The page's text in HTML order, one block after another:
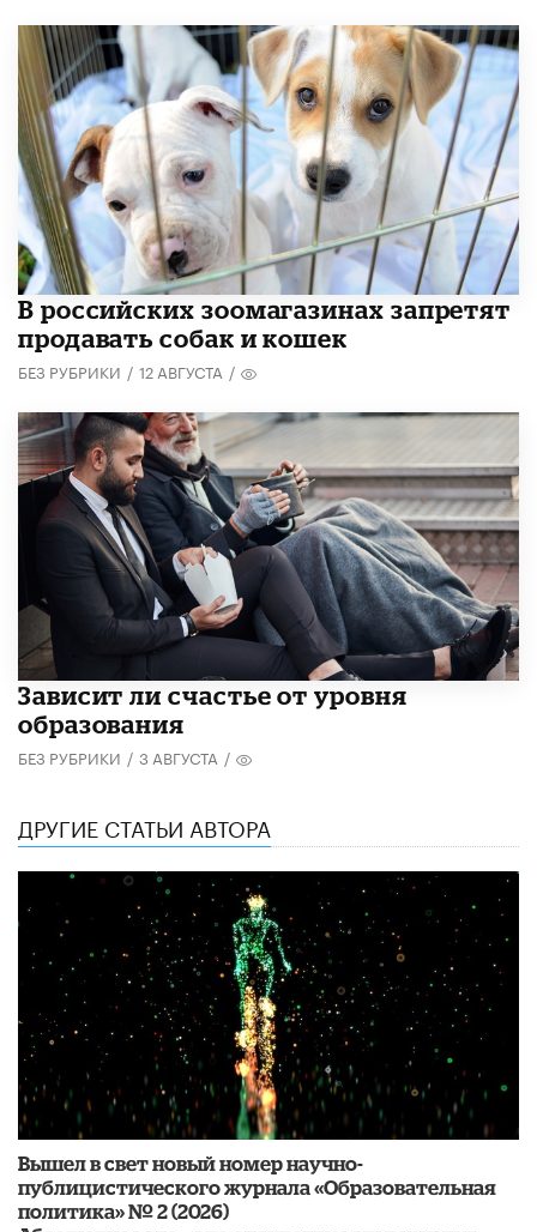
В российских зоомагазинах запретят
продавать собак и кошек
БЕЗ РУБРИКИ / 12 АВГУСТА /
Зависит ли счастье от уровня
образования
БЕЗ РУБРИКИ / 3 АВГУСТА /
ДРУГИЕ СТАТЬИ АВТОРА
Вышел в свет новый номер научно-
публицистического журнала «Образовательная
политика» № 2 (2026)